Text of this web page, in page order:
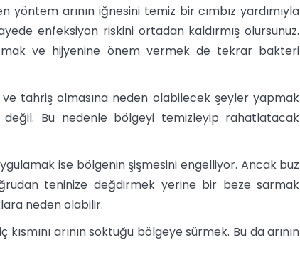
arının iğnesini temiz bir cımbız yardımıyla
enfeksiyon riskini ortadan kaldırmış olursunuz.
ve hijyenine önem vermek de tekrar bakteri
tahriş olmasına neden olabilecek şeyler yapmak
Bu nedenle bölgeyi temizleyip rahatlatacak
ise bölgenin şişmesini engelliyor. Ancak buz
teninize değdirmek yerine bir beze sarmak
neden olabilir.
arının soktuğu bölgeye sürmek. Bu da arının